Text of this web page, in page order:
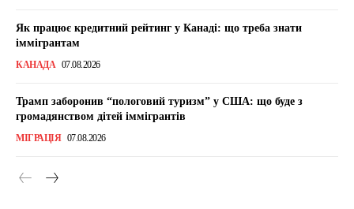
Як працює кредитний рейтинг у Канаді: що треба знати
іммігрантам
КАНАДА 07.08.2026
Трамп заборонив “пологовий туризм” у США: що буде з
громадянством дітей іммігрантів
МІГРАЦІЯ 07.08.2026